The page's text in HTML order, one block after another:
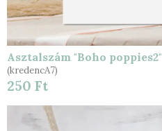
Asztalszám "Boho poppies2"
(kredencA7)
250 Ft